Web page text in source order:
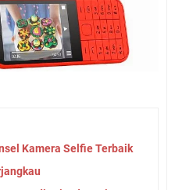
Kamera Selfie Terbaik